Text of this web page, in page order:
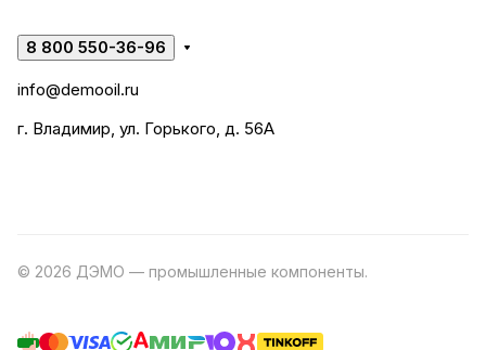
8 800 550-36-96
info@demooil.ru
г. Владимир, ул. Горького, д. 56А
© 2026 ДЭМО — промышленные компоненты.